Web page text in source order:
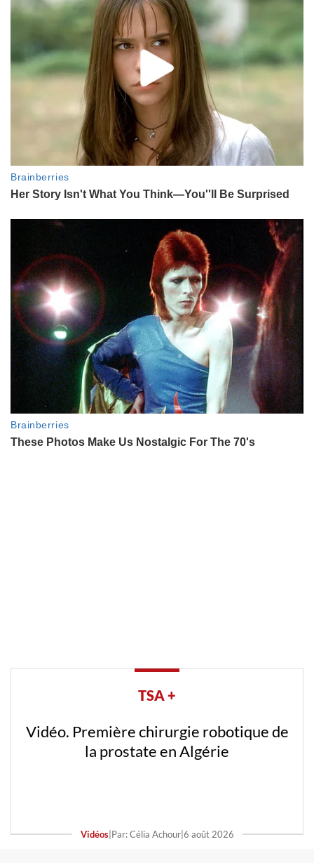
TSA +
Vidéo. Première chirurgie robotique de
la prostate en Algérie
Vidéos| Par: Célia Achour| 6 août 2026